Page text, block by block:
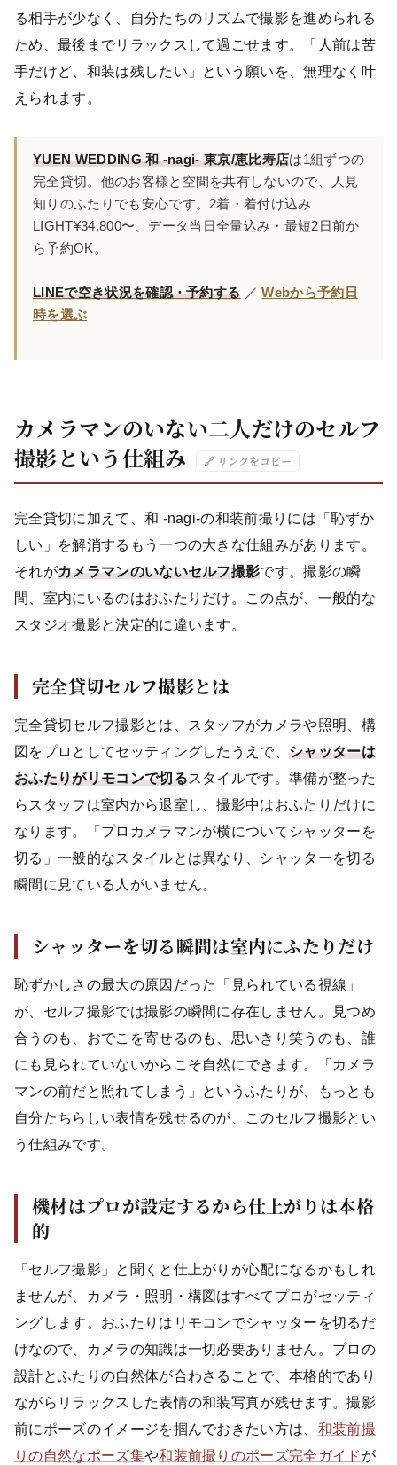
る相手が少なく、自分たちのリズムで撮影を進められる
ため、最後までリラックスして過ごせます。「人前は苦
手だけど、和装は残したい」という願いを、無理なく叶
えられます。
YUEN WEDDING 和 -nagi- 東京/恵比寿店は1組ずつの
完全貸切。他のお客様と空間を共有しないので、人見
知りのふたりでも安心です。2着・着付け込み
LIGHT¥34,800〜、データ当日全量込み・最短2日前か
ら予約OK。
LINEで空き状況を確認・予約する ／Webから予約日
時を選ぶ
カメラマンのいない二人だけのセルフ
撮影という仕組み
🔗 リンクをコピー
完全貸切に加えて、和 -nagi-の和装前撮りには「恥ずか
しい」を解消するもう一つの大きな仕組みがあります。
それがカメラマンのいないセルフ撮影です。撮影の瞬
間、室内にいるのはおふたりだけ。この点が、一般的な
スタジオ撮影と決定的に違います。
完全貸切セルフ撮影とは
完全貸切セルフ撮影とは、スタッフがカメラや照明、構
図をプロとしてセッティングしたうえで、シャッターは
おふたりがリモコンで切るスタイルです。準備が整った
らスタッフは室内から退室し、撮影中はおふたりだけに
なります。「プロカメラマンが横についてシャッターを
切る」一般的なスタイルとは異なり、シャッターを切る
瞬間に見ている人がいません。
シャッターを切る瞬間は室内にふたりだけ
恥ずかしさの最大の原因だった「見られている視線」
が、セルフ撮影では撮影の瞬間に存在しません。見つめ
合うのも、おでこを寄せるのも、思いきり笑うのも、誰
にも見られていないからこそ自然にできます。「カメラ
マンの前だと照れてしまう」というふたりが、もっとも
自分たちらしい表情を残せるのが、このセルフ撮影とい
う仕組みです。
機材はプロが設定するから仕上がりは本格
的
「セルフ撮影」と聞くと仕上がりが心配になるかもしれ
ませんが、カメラ・照明・構図はすべてプロがセッティ
ングします。おふたりはリモコンでシャッターを切るだ
けなので、カメラの知識は一切必要ありません。プロの
設計とふたりの自然体が合わさることで、本格的であり
ながらリラックスした表情の和装写真が残せます。撮影
前にポーズのイメージを掴んでおきたい方は、 和装前撮
りの自然なポーズ集や和装前撮りのポーズ完全ガイド が